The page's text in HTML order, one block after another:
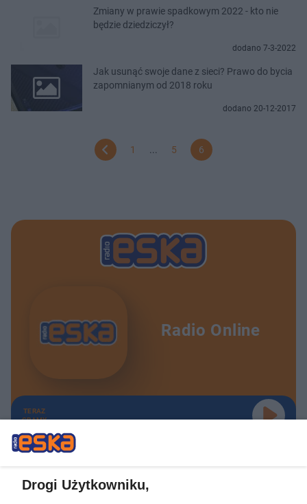
Zmiany w prawie spadkowym 2022 - kto nie
będzie dziedziczył?
dodano 7-3-2022
Jak usunąć swoje dane z sieci? Prawo do bycia
zapomnianym od 2018 roku
dodano 20-12-2017
1 ... 5 6
Radio Online
TERAZ
GRAMY
Drogi Użytkowniku,